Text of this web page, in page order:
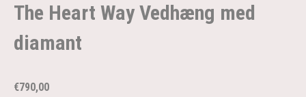
The Heart Way Vedhæng med
diamant
€790,00